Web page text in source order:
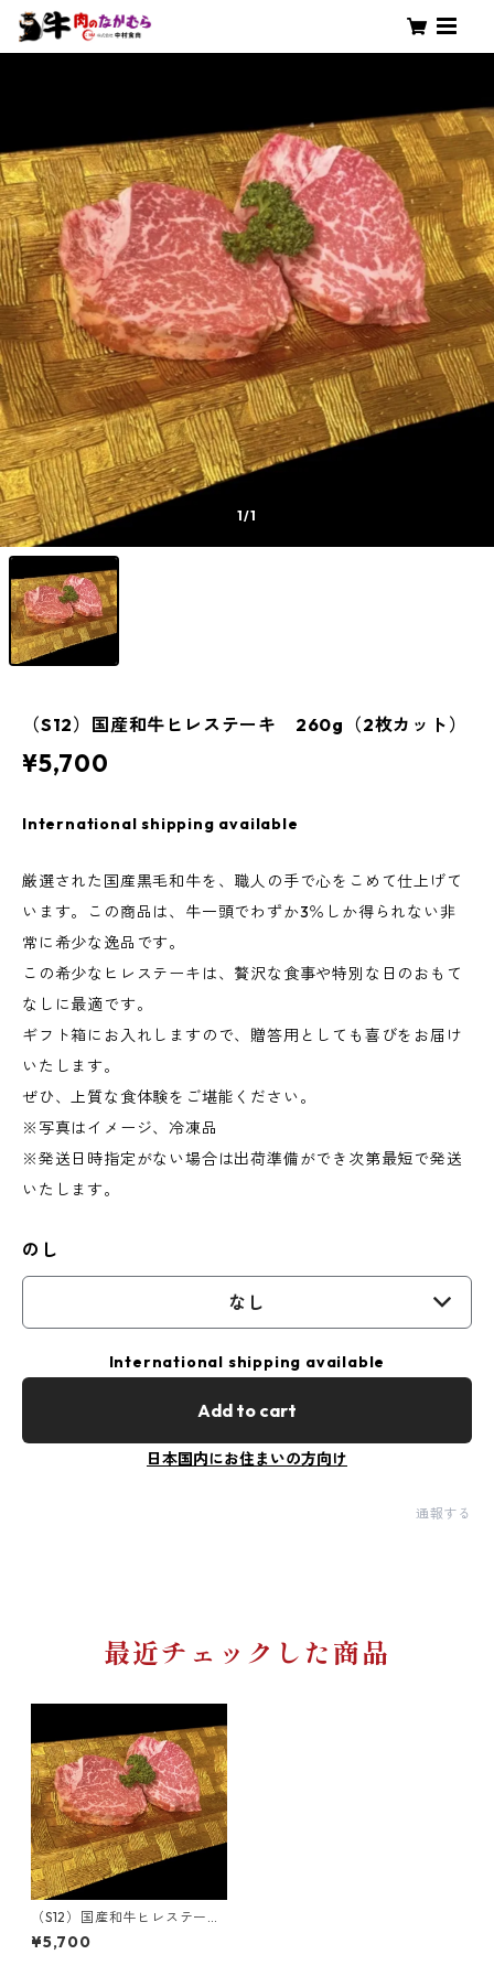
1/1
（S12）国産和牛ヒレステーキ 260g（2枚カット）
¥5,700
International shipping available
厳選された国産黒毛和牛を、職人の手で心をこめて仕上げて
います。この商品は、牛一頭でわずか3％しか得られない非
常に希少な逸品です。
この希少なヒレステーキは、贅沢な食事や特別な日のおもて
なしに最適です。
ギフト箱にお入れしますので、贈答用としても喜びをお届け
いたします。
ぜひ、上質な食体験をご堪能ください。
※写真はイメージ、冷凍品
※発送日時指定がない場合は出荷準備ができ次第最短で発送
いたします。
のし
なし
International shipping available
Add to cart
日本国内にお住まいの方向け
通報する
最近チェックした商品
（S12）国産和牛ヒレステー
キ 260g（2枚カット）
¥5,700